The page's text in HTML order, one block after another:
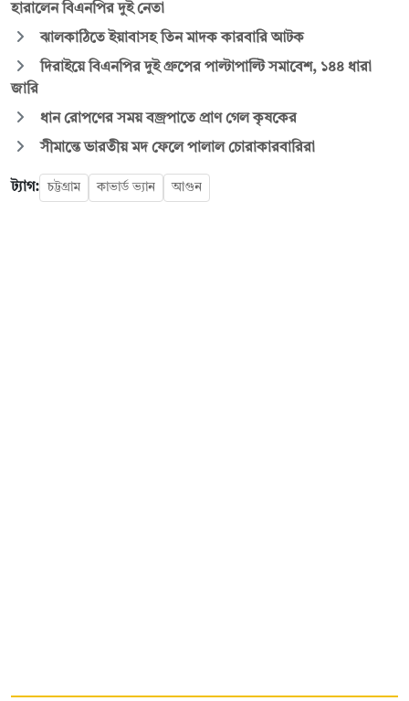
হারালেন বিএনপির দুই নেতা
ঝালকাঠিতে ইয়াবাসহ তিন মাদক কারবারি আটক
দিরাইয়ে বিএনপির দুই গ্রুপের পাল্টাপাল্টি সমাবেশ, ১৪৪ ধারা
জারি
ধান রোপণের সময় বজ্রপাতে প্রাণ গেল কৃষকের
সীমান্তে ভারতীয় মদ ফেলে পালাল চোরাকারবারিরা
ট্যাগ: চট্টগ্রাম কাভার্ড ভ্যান আগুন